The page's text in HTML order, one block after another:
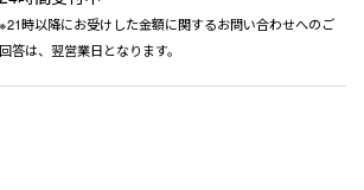
※21時以降にお受けした金額に関するお問い合わせへのご
回答は、翌営業日となります。